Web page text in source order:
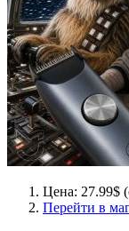
Цена: 27.99$
Перейти в